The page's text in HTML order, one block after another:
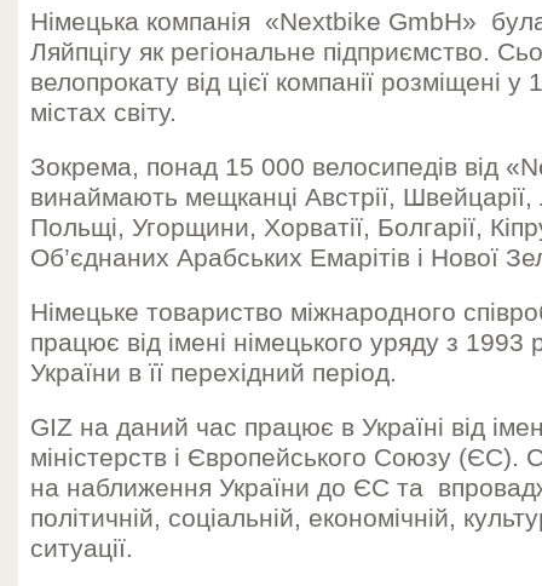
Німецька компанія «Nextbike GmbH»
Ляйпцігу як регіональне підприємство.
велопрокату від цієї компанії розміщені у
містах світу.
Зокрема, понад 15 000 велосипедів від
винаймають мещканці Австрії, Швейцарії,
Польщі, Угорщини, Хорватії, Болгарії,
Об’єднаних Арабських Емарітів і Нової
Німецьке товариство міжнародного
працює від імені німецького уряду з 1993
України в її перехідний період.
GIZ на даний час працює в Україні від
міністерств і Європейського Союзу (ЄС).
на наближення України до ЄС та
політичній, соціальній, економічній,
ситуації.